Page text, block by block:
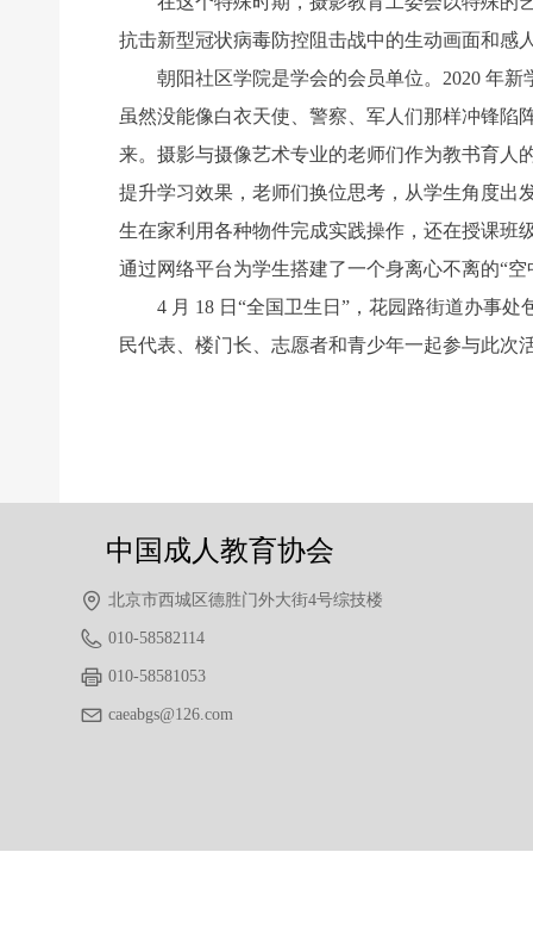
抗击新型冠状病毒防控阻击战中的生动画面和感
朝阳社区学院是学会的会员单位。2020 年新
虽然没能像白衣天使、警察、军人们那样冲锋陷
来。摄影与摄像艺术专业的老师们作为教书育人
提升学习效果，老师们换位思考，从学生角度出
生在家利用各种物件完成实践操作，还在授课班
通过网络平台为学生搭建了一个身离心不离的“
4 月 18 日“全国卫生日”，花园路街道办事处
民代表、楼门长、志愿者和青少年一起参与此次
北京市西城区德胜门外大街4号综技楼
010-58582114
010-58581053
caeabgs@126.com
中国成人教育协会